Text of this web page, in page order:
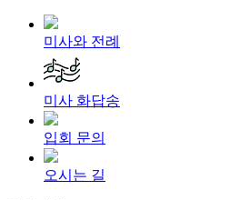
미사와 전례
미사 화답송
입회 문의
오시는 길